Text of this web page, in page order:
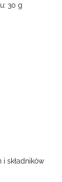
30 g
składników